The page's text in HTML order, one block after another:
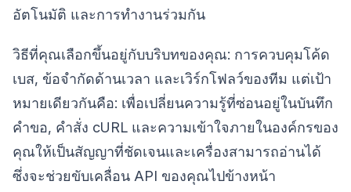
อัตโนมัติ และการทำงานร่วมกัน
วิธีที่คุณเลือกขึ้นอยู่กับบริบทของคุณ: การควบคุมโค้ด
เบส, ข้อจำกัดด้านเวลา และเวิร์กโฟลว์ของทีม แต่เป้า
หมายเดียวกันคือ: เพื่อเปลี่ยนความรู้ที่ซ่อนอยู่ในบันทึก
คำขอ, คำสั่ง cURL และความเข้าใจภายในองค์กรของ
คุณให้เป็นสัญญาที่ชัดเจนและเครื่องสามารถอ่านได้
ซึ่งจะช่วยขับเคลื่อน API ของคุณไปข้างหน้า